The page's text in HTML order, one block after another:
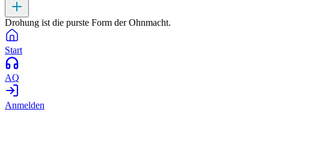
Drohung ist die purste Form der Ohnmacht.
Start
AQ
Anmelden